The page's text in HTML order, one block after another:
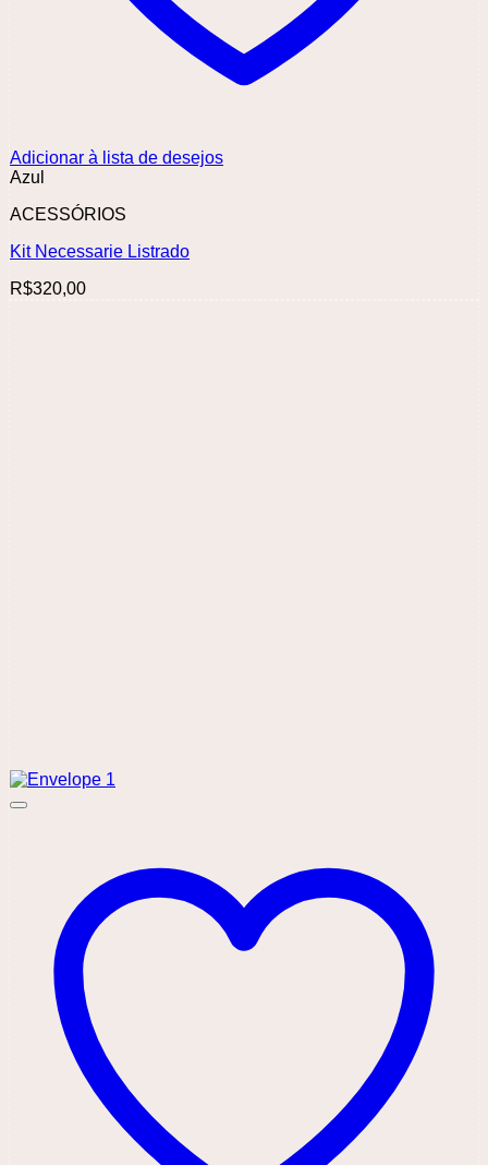
Adicionar à lista de desejos
Azul
ACESSÓRIOS
Kit Necessarie Listrado
R$320,00